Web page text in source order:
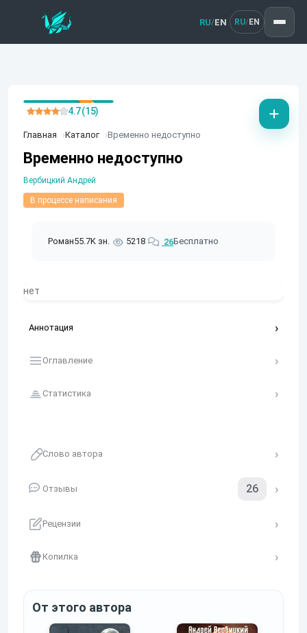
RU/EN RU/ EN
Главная Каталог Временно недоступно
Временно недоступно
Вербицкий Андрей
В процессе написания
Роман55.7K зн. 5218 26Бесплатно
4.7 (15)
нет
Аннотация
Оглавление
Статистика
Слово автора
Отзывы 26
Рецензии
Копилка
От этого автора